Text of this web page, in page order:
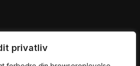
privatliv